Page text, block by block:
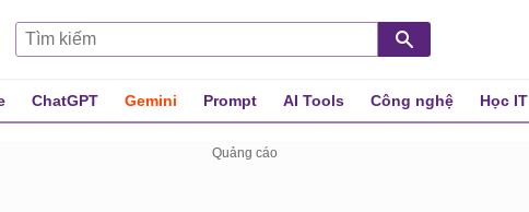
ChatGPT Gemini Prompt AI Tools Công nghệ Học IT